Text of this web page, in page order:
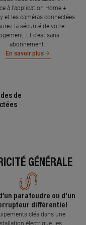
à l'application Home +
et les caméras connectées
la sécurité de votre
Et c'est sans
abonnement !
En savoir plus
de
GÉNÉRALE
parafoudre ou d'un
différentiel
clés dans une
électrique, les